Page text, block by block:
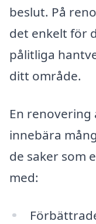
beslut. På
det enkelt för
pålitliga
ditt område.
En
innebära
de saker som
med: